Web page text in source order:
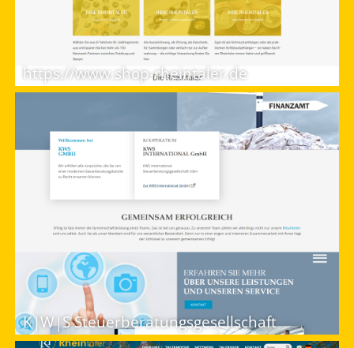
https://www.shop-rheintaler.de
K|W|S Steuerberatungsgesellschaft